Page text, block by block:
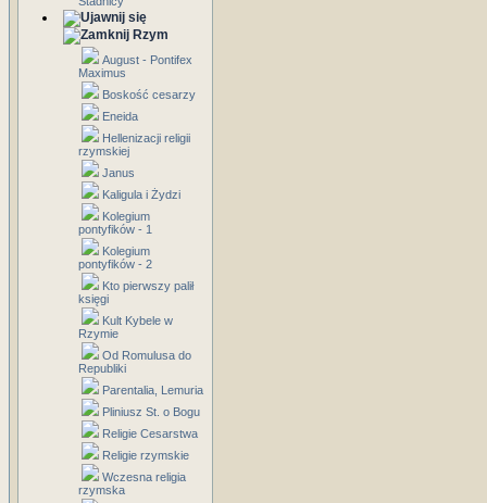
Rzym
August - Pontifex
Maximus
Boskość cesarzy
Eneida
Hellenizacji religii
rzymskiej
Janus
Kaligula i Żydzi
Kolegium
pontyfików - 1
Kolegium
pontyfików - 2
Kto pierwszy palił
księgi
Kult Kybele w
Rzymie
Od Romulusa do
Republiki
Parentalia, Lemuria
Pliniusz St. o Bogu
Religie Cesarstwa
Religie rzymskie
Wczesna religia
rzymska